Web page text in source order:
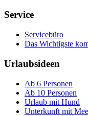
Service
Servicebüro
Das Wichtigste
Urlaubsideen
Ab 6 Personen
Ab 10 Personen
Urlaub mit Hund
Unterkunft mit